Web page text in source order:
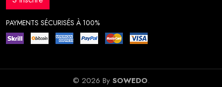
PAYMENTS SÉCURISÉS À 100%
© 2026 By SOWEDO.